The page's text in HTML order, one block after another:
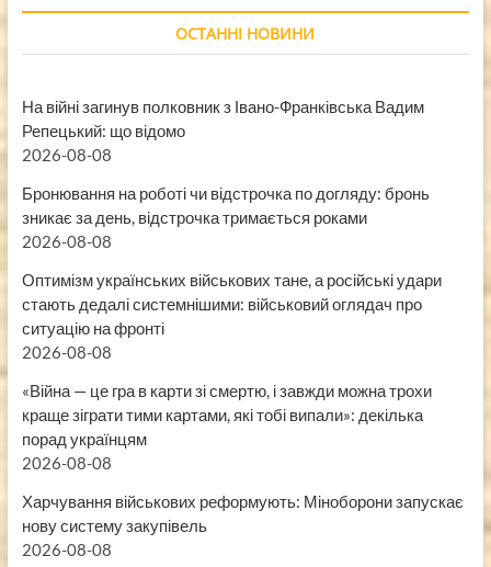
ОСТАННІ НОВИНИ
На війні загинув полковник з Івано-Франківська Вадим
Репецький: що відомо
2026-08-08
Бронювання на роботі чи відстрочка по догляду: бронь
зникає за день, відстрочка тримається роками
2026-08-08
Оптимізм українських військових тане, а російські удари
стають дедалі системнішими: військовий оглядач про
ситуацію на фронті
2026-08-08
«Війна — це гра в карти зі смертю, і завжди можна трохи
краще зіграти тими картами, які тобі випали»: декілька
порад українцям
2026-08-08
Харчування військових реформують: Міноборони запускає
нову систему закупівель
2026-08-08